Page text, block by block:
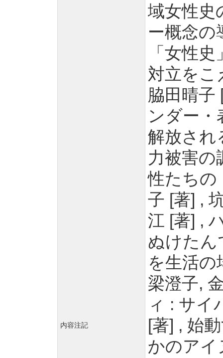
内容注記
域女性史
ー概念の
「女性
対立をこ
脇田晴子
ンダー・
解放され
力被害の
性たちの
子 [著] ,
江 [著] ,
ぬけたん
を生活の
梁澄子,
ィ : サイ
[著] , 始
かのアイ